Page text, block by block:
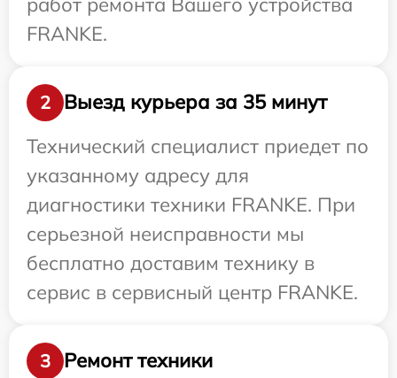
FRANKE.
2
Выезд курьера за 35 минут
Технический специалист приедет по
указанному адресу для
диагностики техники FRANKE. При
серьезной неисправности мы
бесплатно доставим технику в
сервис в сервисный центр FRANKE.
3
Ремонт техники